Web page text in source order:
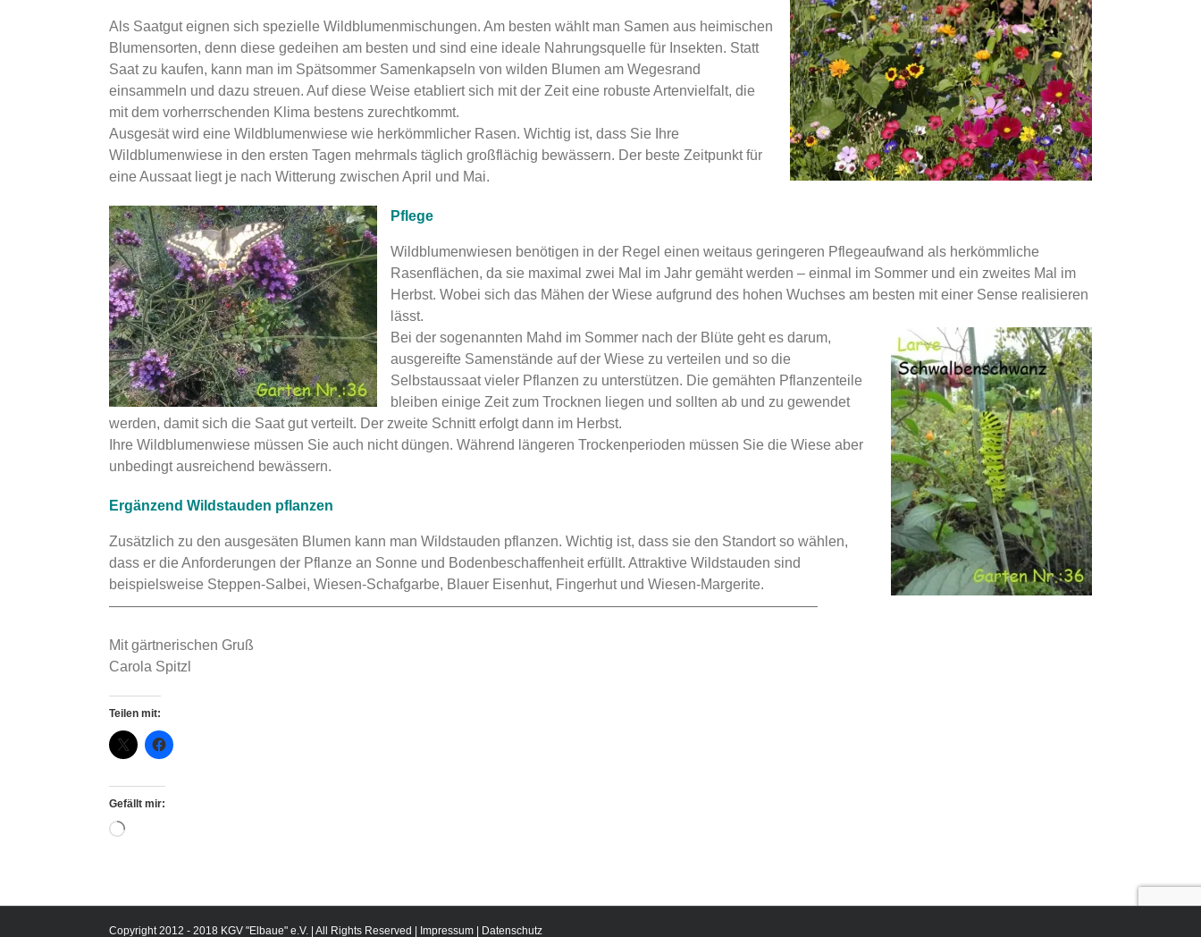
Als Saatgut eignen sich spezielle Wildblumenmischungen. Am besten wählt man Samen aus heimischen
Blumensorten, denn diese gedeihen am besten und sind eine ideale Nahrungsquelle für Insekten. Statt
Saat zu kaufen, kann man im Spätsommer Samenkapseln von wilden Blumen am Wegesrand
einsammeln und dazu streuen. Auf diese Weise etabliert sich mit der Zeit eine robuste Artenvielfalt, die
mit dem vorherrschenden Klima bestens zurechtkommt.
Ausgesät wird eine Wildblumenwiese wie herkömmlicher Rasen. Wichtig ist, dass Sie Ihre
Wildblumenwiese in den ersten Tagen mehrmals täglich großflächig bewässern. Der beste Zeitpunkt für
eine Aussaat liegt je nach Witterung zwischen April und Mai.
Pflege
Wildblumenwiesen benötigen in der Regel einen weitaus geringeren Pflegeaufwand als herkömmliche
Rasenflächen, da sie maximal zwei Mal im Jahr gemäht werden – einmal im Sommer und ein zweites Mal im
Herbst. Wobei sich das Mähen der Wiese aufgrund des hohen Wuchses am besten mit einer Sense realisieren
lässt.
Bei der sogenannten Mahd im Sommer nach der Blüte geht es darum,
ausgereifte Samenstände auf der Wiese zu verteilen und so die
Selbstaussaat vieler Pflanzen zu unterstützen. Die gemähten Pflanzenteile
bleiben einige Zeit zum Trocknen liegen und sollten ab und zu gewendet
werden, damit sich die Saat gut verteilt. Der zweite Schnitt erfolgt dann im Herbst.
Ihre Wildblumenwiese müssen Sie auch nicht düngen. Während längeren Trockenperioden müssen Sie die Wiese aber
unbedingt ausreichend bewässern.
Ergänzend Wildstauden pflanzen
Zusätzlich zu den ausgesäten Blumen kann man Wildstauden pflanzen. Wichtig ist, dass sie den Standort so wählen,
dass er die Anforderungen der Pflanze an Sonne und Bodenbeschaffenheit erfüllt. Attraktive Wildstauden sind
beispielsweise Steppen-Salbei, Wiesen-Schafgarbe, Blauer Eisenhut, Fingerhut und Wiesen-Margerite.
—————————————————————————————————————————————————–
Mit gärtnerischen Gruß
Carola Spitzl
Teilen mit:
Gefällt mir:
Wird
Copyright 2012 - 2018 KGV "Elbaue" e.V. | All Rights Reserved | Impressum | Datenschutz